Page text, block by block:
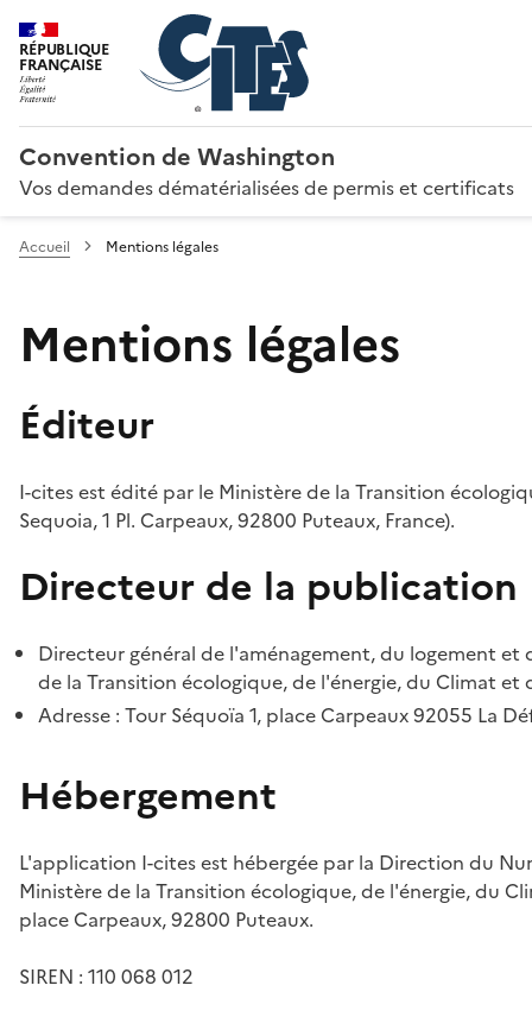
RÉPUBLIQUE
FRANÇAISE
Convention de Washington
Vos demandes dématérialisées de permis et certificats
Accueil Mentions légales
Mentions légales
Éditeur
I-cites est édité par le Ministère de la Transition
Sequoia, 1 Pl. Carpeaux, 92800 Puteaux, France).
Directeur de la publication
Directeur général de l'aménagement, du logement
de la Transition écologique, de l'énergie, du Climat et
Adresse : Tour Séquoïa 1, place Carpeaux 92055 La
Hébergement
L'application I-cites est hébergée par la Direction du
Ministère de la Transition écologique, de l'énergie, du
place Carpeaux, 92800 Puteaux.
SIREN : 110 068 012